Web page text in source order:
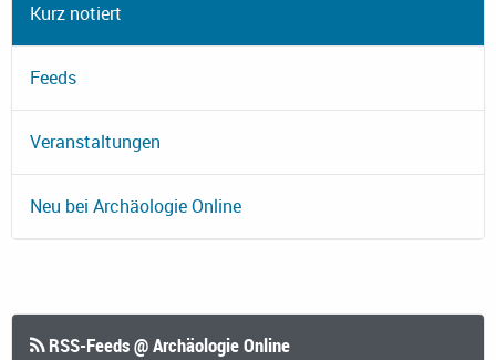
Kurz notiert
Feeds
Veranstaltungen
Neu bei Archäologie Online
RSS-Feeds @ Archäologie Online